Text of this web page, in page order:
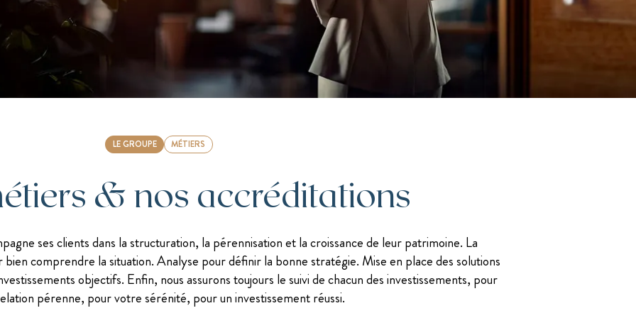
INVESTIR DANS L'IMMOBILIER
NOTRE SÉLECTION EN IMMOBILIER
INDIRECT
INVESTIR EN FORÊT AVEC CHEVAL BLANC
PATRIMOINE
DÉCOUVREZ NOTRE MÉTHODE
Les mentions légales
SÉCURITÉ ET FLEXIBILITÉ : LES
MEILLEURS CONTRATS
LUXEMBOURGEOIS
sujets de fond et sur des sujets d’actualité
MÉTIERS
LE GROUPE
& nos accréditations
ses clients dans la structuration, la pérennisation et la croissance de leur patrimoine. La
comprendre la situation. Analyse pour définir la bonne stratégie. Mise en place des solutions
objectifs. Enfin, nous assurons toujours le suivi de chacun des investissements, pour
pérenne, pour votre sérénité, pour un investissement réussi.